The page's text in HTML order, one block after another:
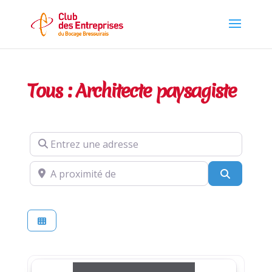
Tous : Architecte paysagiste
Entrez une adresse
A proximité de